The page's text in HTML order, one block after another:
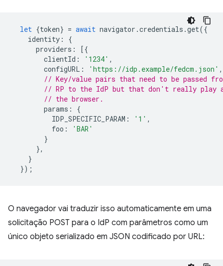
let {token} = await navigator .credentials .get({
identity :
{
providers :
[{
clientId : '1234' ,
configURL : 'https://idp.example/fedcm.json' ,
// Key/value pairs that need to be passed
// RP to the IdP but that don't really play
// the browser.
params :
{
IDP_SPECIFIC_PARAM : '1' ,
foo :
'BAR'
}
},
}
});
O navegador vai traduzir isso automaticamente em uma
solicitação POST para o IdP com parâmetros como um
único objeto serializado em JSON codificado por URL: